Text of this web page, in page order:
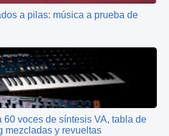
a pilas: música a prueba de
60 voces de síntesis VA, tabla de
mezcladas y revueltas